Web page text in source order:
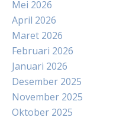
Mei 2026
April 2026
Maret 2026
Februari 2026
Januari 2026
Desember 2025
November 2025
Oktober 2025